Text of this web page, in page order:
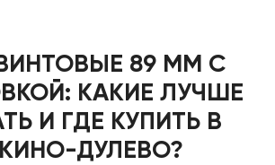
89 ММ С
КАКИЕ ЛУЧШЕ
И ГДЕ КУПИТЬ В
ДУЛЕВО?